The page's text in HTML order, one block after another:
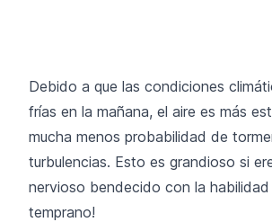
Debido a que las condiciones
frías en la mañana, el aire es más
mucha menos probabilidad de
turbulencias. Esto es grandioso si
nervioso bendecido con la
temprano!